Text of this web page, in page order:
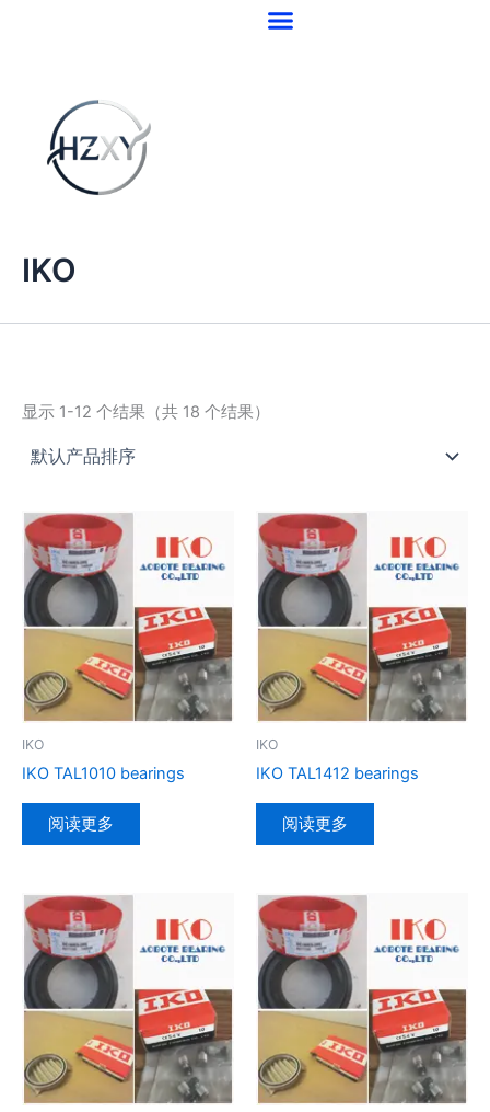
IKO
显示 1-12 个结果（共 18 个结果）
IKO
IKO TAL1010 bearings
阅读更多
IKO
IKO TAL1412 bearings
阅读更多